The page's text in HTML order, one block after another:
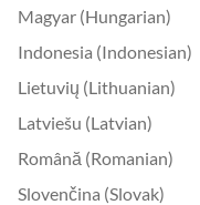
Magyar (Hungarian)
Indonesia (Indonesian)
Lietuvių (Lithuanian)
Latviešu (Latvian)
Română (Romanian)
Slovenčina (Slovak)